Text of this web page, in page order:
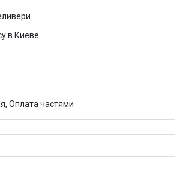
в Киеве
Оплата частями